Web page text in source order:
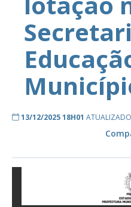
13/12/2025 18H01 ATUALIZADO